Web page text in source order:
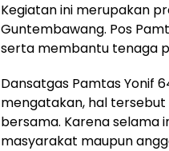
Kegiatan ini merupakan
Guntembawang. Pos
serta membantu tenaga
Dansatgas Pamtas Yonif
mengatakan, hal tersebut
bersama. Karena selama
masyarakat maupun